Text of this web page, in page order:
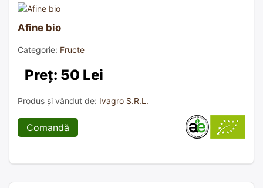
Afine bio
Categorie: Fructe
Preț: 50 Lei
Produs și vândut de: Ivagro S.R.L.
Comandă